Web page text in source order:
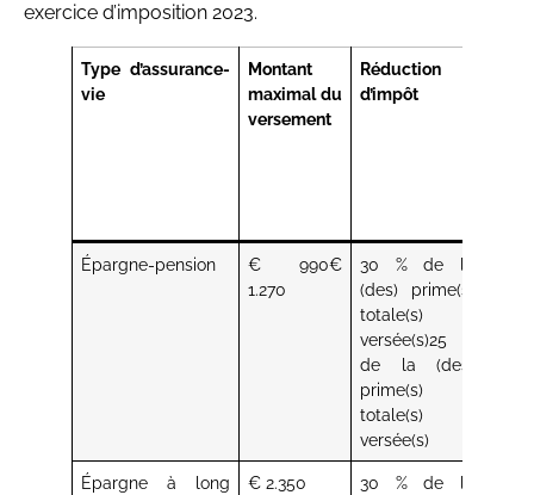
exercice d’imposition 2023.
Type d’assurance-
vie
Montant
maximal du
versement
Réduction
d’impôt
Épargne-pension
€ 990€
1.270
30 % de la
(des) prime(s)
totale(s)
versée(s)25 %
de la (des)
prime(s)
totale(s)
versée(s)
Épargne à long
€ 2.350
30 % de la